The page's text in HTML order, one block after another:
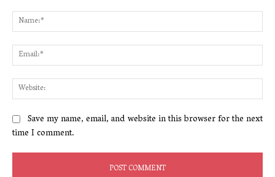
Save my name, email, and website in this browser for the next
time I comment.